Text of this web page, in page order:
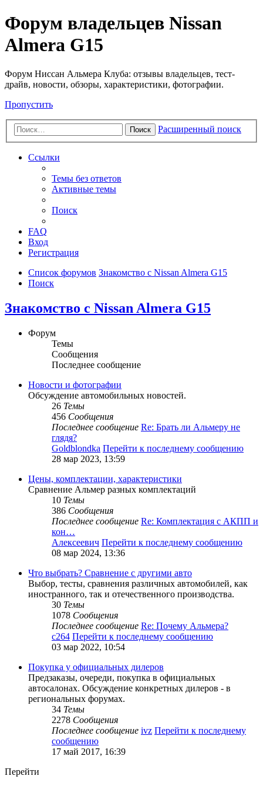
Форум владельцев Nissan
Almera G15
Форум Ниссан Альмера Клуба: отзывы владельцев, тест-
драйв, новости, обзоры, характеристики, фотографии.
Пропустить
Поиск Расширенный поиск
Ссылки
Темы без ответов
Активные темы
Поиск
FAQ
Вход
Регистрация
Список форумов Знакомство с Nissan Almera G15
Поиск
Знакомство с Nissan Almera G15
Форум
Темы
Сообщения
Последнее сообщение
Новости и фотографии
Обсуждение автомобильных новостей.
26 Темы
456 Сообщения
Последнее сообщение Re: Брать ли Альмеру не
глядя?
Goldblondka Перейти к последнему сообщению
28 мар 2023, 13:59
Цены, комплектации, характеристики
Сравнение Альмер разных комплектаций
10 Темы
386 Сообщения
Последнее сообщение Re: Комплектация с АКПП и
кон…
Алексеевич Перейти к последнему сообщению
08 мар 2024, 13:36
Что выбрать? Сравнение с другими авто
Выбор, тесты, сравнения различных автомобилей, как
иностранного, так и отечественного производства.
30 Темы
1078 Сообщения
Последнее сообщение Re: Почему Альмера?
c264 Перейти к последнему сообщению
03 мар 2022, 10:54
Покупка у официальных дилеров
Предзаказы, очереди, покупка в официальных
автосалонах. Обсуждение конкретных дилеров - в
региональных форумах.
34 Темы
2278 Сообщения
Последнее сообщение ivz Перейти к последнему
сообщению
17 май 2017, 16:39
Перейти